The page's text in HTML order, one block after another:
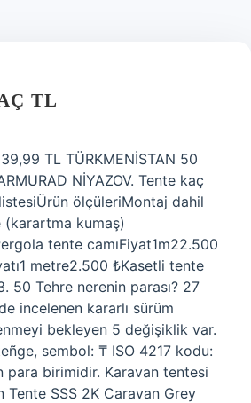
TL
TL TÜRKMENİSTAN 50
NİYAZOV. Tente kaç
ölçüleriMontaj dahil
kumaş)
tente camıFiyat1m22.500
metre2.500 ₺Kasetli tente
50 Tehre nerenin parası? 27
incelenen kararlı sürüm
bekleyen 5 değişiklik var.
sembol: ₸ ISO 4217 kodu:
para birimidir. Karavan tentesi
Tente SSS 2K Caravan Grey